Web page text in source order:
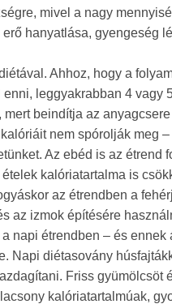
mivel a nagy
hanyatlása, gyengeség
Ahhoz, hogy a
leggyakrabban 4 vagy
mert beindítja az
nem spórolják meg
Az ebéd is az étrend
kalóriatartalma is
az étrendben a
az izmok építésére
napi étrendben – és ennek
Napi diétasovány
Friss gyümölcsöt
kalóriatartalmúak,